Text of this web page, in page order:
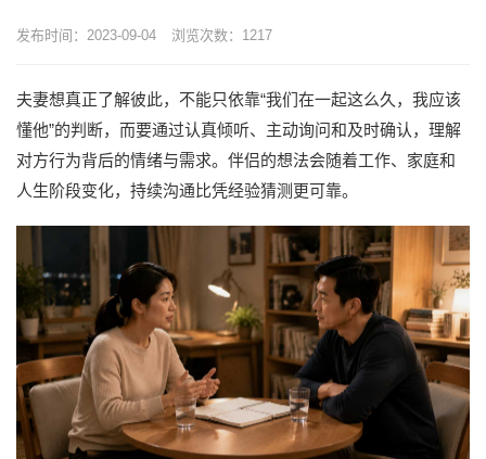
发布时间：2023-09-04 浏览次数： 1217
夫妻想真正了解彼此，不能只依靠“我们在一起这么久，我应该
懂他”的判断，而要通过认真倾听、主动询问和及时确认，理解
对方行为背后的情绪与需求。伴侣的想法会随着工作、家庭和
人生阶段变化，持续沟通比凭经验猜测更可靠。